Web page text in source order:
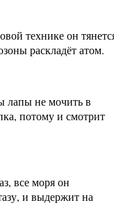
технике он
раскладёт атом.
лапы не мочить в
потому и смотрит
все моря он
и выдержит на